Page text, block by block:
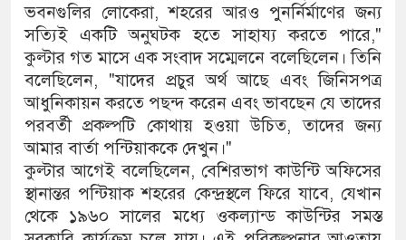
ভবনগুলির লোকেরা, শহরের আরও পুনর্নির্মাণের জন্য
সত্যিই একটি অনুঘটক হতে সাহায্য করতে পারে,"
কুল্টার গত মাসে এক সংবাদ সম্মেলনে বলেছিলেন। তিনি
বলেছিলেন, "যাদের প্রচুর অর্থ আছে এবং জিনিসপত্র
আধুনিকায়ন করতে পছন্দ করেন এবং ভাবছেন যে তাদের
পরবর্তী প্রকল্পটি কোথায় হওয়া উচিত, তাদের জন্য
আমার বার্তা পন্টিয়াককে দেখুন।"
কুল্টার আগেই বলেছিলেন, বেশিরভাগ কাউন্টি অফিসের
স্থানান্তর পন্টিয়াক শহরের কেন্দ্রস্থলে ফিরে যাবে, যেখান
থেকে ১৯৬০ সালের মধ্যে ওকল্যান্ড কাউন্টির সমস্ত